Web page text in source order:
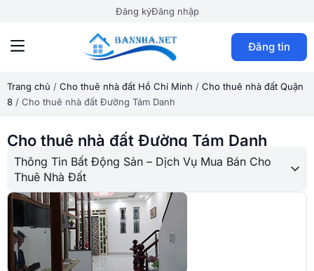
Đăng kýĐăng nhập
Đăng tin
Trang chủ / Cho thuê nhà đất Hồ Chí Minh / Cho thuê nhà đất Quận
8 / Cho thuê nhà đất Đường Tám Danh
Cho thuê nhà đất Đường Tám Danh
Thông Tin Bất Động Sản – Dịch Vụ Mua Bán Cho
Thuê Nhà Đất